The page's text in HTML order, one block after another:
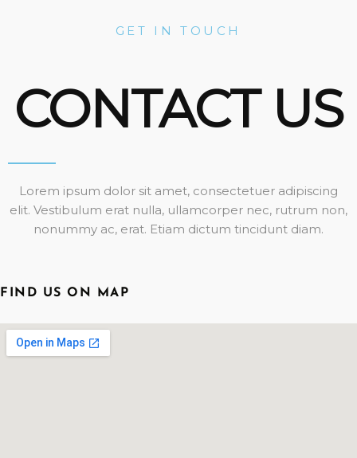
GET IN TOUCH
CONTACT US
Lorem ipsum dolor sit amet, consectetuer adipiscing
elit. Vestibulum erat nulla, ullamcorper nec, rutrum non,
nonummy ac, erat. Etiam dictum tincidunt diam.
FIND US ON MAP